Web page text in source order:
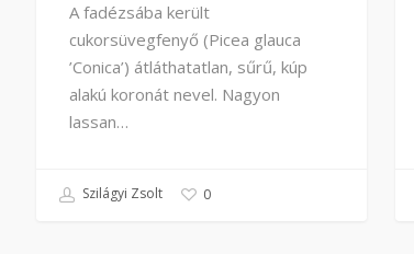
A fadézsába került
cukorsüvegfenyő (Picea glauca
’Conica’) átláthatatlan, sűrű, kúp
alakú koronát nevel. Nagyon
lassan…
Szilágyi Zsolt 0